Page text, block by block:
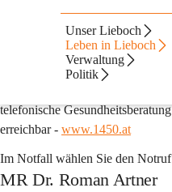
Unser Lieboch
Leben in Lieboch
Verwaltung
Politik
Ärzte & Therapeuten
www.ordinationen.st ist das
telefonische
erreichbar - www.1450.at
Im Notfall wählen Sie den Notruf
MR Dr. Roman Artner